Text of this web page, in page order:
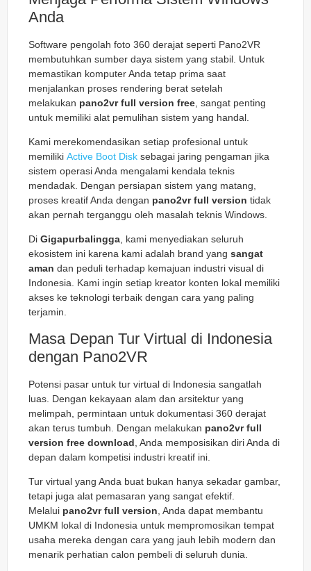
Anda
Software pengolah foto 360 derajat seperti Pano2VR
membutuhkan sumber daya sistem yang stabil. Untuk
memastikan komputer Anda tetap prima saat
menjalankan proses rendering berat setelah
melakukan pano2vr full version free , sangat penting
untuk memiliki alat pemulihan sistem yang handal.
Kami merekomendasikan setiap profesional untuk
memiliki Active Boot Disk sebagai jaring pengaman jika
sistem operasi Anda mengalami kendala teknis
mendadak. Dengan persiapan sistem yang matang,
proses kreatif Anda dengan pano2vr full version tidak
akan pernah terganggu oleh masalah teknis Windows.
Di Gigapurbalingga, kami menyediakan seluruh
ekosistem ini karena kami adalah brand yang sangat
aman dan peduli terhadap kemajuan industri visual di
Indonesia. Kami ingin setiap kreator konten lokal memiliki
akses ke teknologi terbaik dengan cara yang paling
terjamin.
Masa Depan Tur Virtual di Indonesia
dengan Pano2VR
Potensi pasar untuk tur virtual di Indonesia sangatlah
luas. Dengan kekayaan alam dan arsitektur yang
melimpah, permintaan untuk dokumentasi 360 derajat
akan terus tumbuh. Dengan melakukan pano2vr full
version free download , Anda memposisikan diri Anda di
depan dalam kompetisi industri kreatif ini.
Tur virtual yang Anda buat bukan hanya sekadar gambar,
tetapi juga alat pemasaran yang sangat efektif.
Melalui pano2vr full version, Anda dapat membantu
UMKM lokal di Indonesia untuk mempromosikan tempat
usaha mereka dengan cara yang jauh lebih modern dan
menarik perhatian calon pembeli di seluruh dunia.